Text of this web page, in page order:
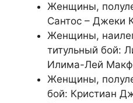
Женщины,
Сантос – Джеки
Женщины,
титульный бой:
Илима-Лей
Женщины,
бой: Кристиан